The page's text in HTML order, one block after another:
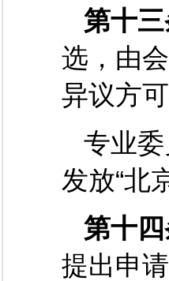
第十
选，由
异议方可
专业
发放“北
第十
提出申